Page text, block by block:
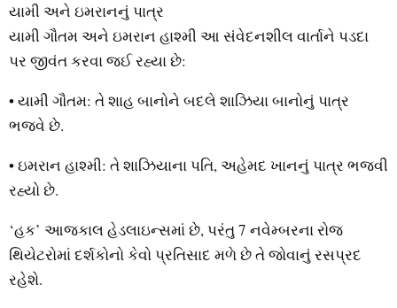
યામી અને ઇમરાનનું પાત્ર
યામી ગૌતમ અને ઇમરાન હાશ્મી આ સંવેદનશીલ વાર્તાને પડદા
પર જીવંત કરવા જઈ રહ્યા છે:
• યામી ગૌતમ: તે શાહ બાનોને બદલે શાઝિયા બાનોનું પાત્ર
ભજવે છે.
• ઇમરાન હાશ્મી: તે શાઝિયાના પતિ, અહેમદ ખાનનું પાત્ર ભજવી
રહ્યો છે.
‘હક’ આજકાલ હેડલાઇન્સમાં છે, પરંતુ 7 નવેમ્બરના રોજ
થિયેટરોમાં દર્શકોનો કેવો પ્રતિસાદ મળે છે તે જોવાનું રસપ્રદ
રહેશે.